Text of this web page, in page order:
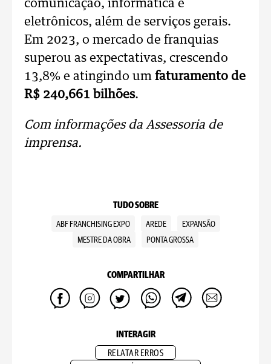
comunicação, informática e
eletrônicos, além de serviços gerais.
Em 2023, o mercado de franquias
superou as expectativas, crescendo
13,8% e atingindo um faturamento de
R$ 240,661 bilhões.
Com informações da Assessoria de
imprensa.
TUDO SOBRE
ABF FRANCHISING EXPO AREDE
EXPANSÃO
MESTRE DA OBRA
PONTA GROSSA
COMPARTILHAR
INTERAGIR
RELATAR ERROS